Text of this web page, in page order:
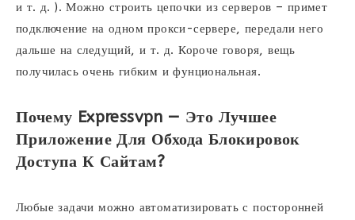
и т. д. ). Можно строить цепочки из серверов – примет
подключение на одном прокси-сервере, передали него
дальше на следущий, и т. д. Короче говоря, вещь
получилась очень гибким и фунциональная.
Почему Expressvpn — Это Лучшее
Приложение Для Обхода Блокировок
Доступа К Сайтам?
Любые задачи можно автоматизировать с посторонней